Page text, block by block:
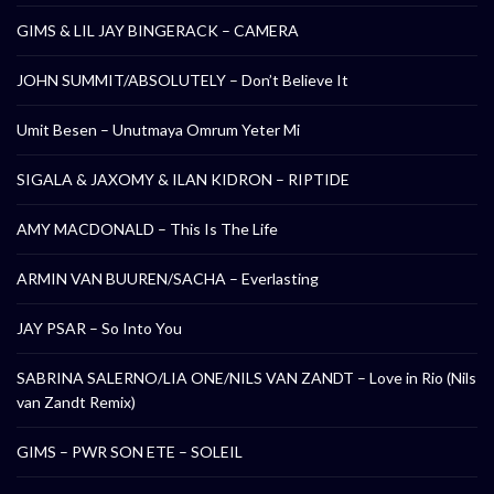
GIMS & LIL JAY BINGERACK – CAMERA
JOHN SUMMIT/ABSOLUTELY – Don’t Believe It
Umit Besen – Unutmaya Omrum Yeter Mi
SIGALA & JAXOMY & ILAN KIDRON – RIPTIDE
AMY MACDONALD – This Is The Life
ARMIN VAN BUUREN/SACHA – Everlasting
JAY PSAR – So Into You
SABRINA SALERNO/LIA ONE/NILS VAN ZANDT – Love in Rio (Nils
van Zandt Remix)
GIMS – PWR SON ETE – SOLEIL